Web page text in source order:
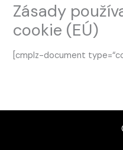
Zásady
cookie (EÚ)
[cmplz-document